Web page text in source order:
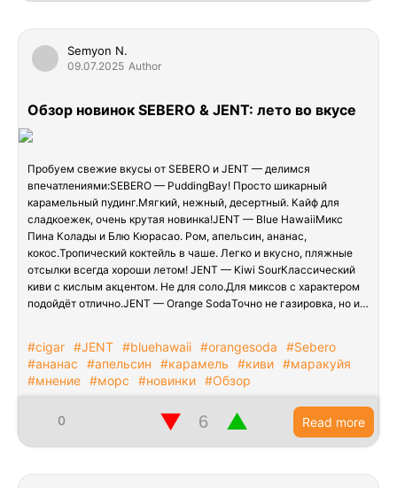
Semyon N.
09.07.2025 Author
Обзор новинок SEBERO & JENT: лето во вкусе
Пробуем свежие вкусы от SEBERO и JENT — делимся
впечатлениями:SEBERO — PuddingВау! Просто шикарный
карамельный пудинг.Мягкий, нежный, десертный. Кайф для
сладкоежек, очень крутая новинка!JENT — Blue HawaiiМикс
Пина Колады и Блю Кюрасао. Ром, апельсин, ананас,
кокос.Тропический коктейль в чаше. Легко и вкусно, пляжные
отсылки всегда хороши летом! JENT — Kiwi SourКлассический
киви с кислым акцентом. Не для соло.Для миксов с характером
подойдёт отлично.JENT — Orange SodaТочно не газировка, но и…
#cigar #JENT #bluehawaii #orangesoda
#Sebero
#ананас
#апельсин #карамель #киви #маракуйя
#мнение #морс #новинки #Обзор
0 ▲
▼ Read more